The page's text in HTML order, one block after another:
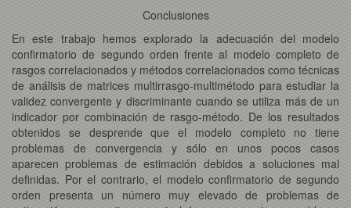
Conclusiones
En este trabajo hemos explorado la adecuación del modelo
confirmatorio de segundo orden frente al modelo completo de
rasgos correlacionados y métodos correlacionados como técnicas
de análisis de matrices multirrasgo-multimétodo para estudiar la
validez convergente y discriminante cuando se utiliza más de un
indicador por combinación de rasgo-método. De los resultados
obtenidos se desprende que el modelo completo no tiene
problemas de convergencia y sólo en unos pocos casos
aparecen problemas de estimación debidos a soluciones mal
definidas. Por el contrario, el modelo confirmatorio de segundo
orden presenta un número muy elevado de problemas de